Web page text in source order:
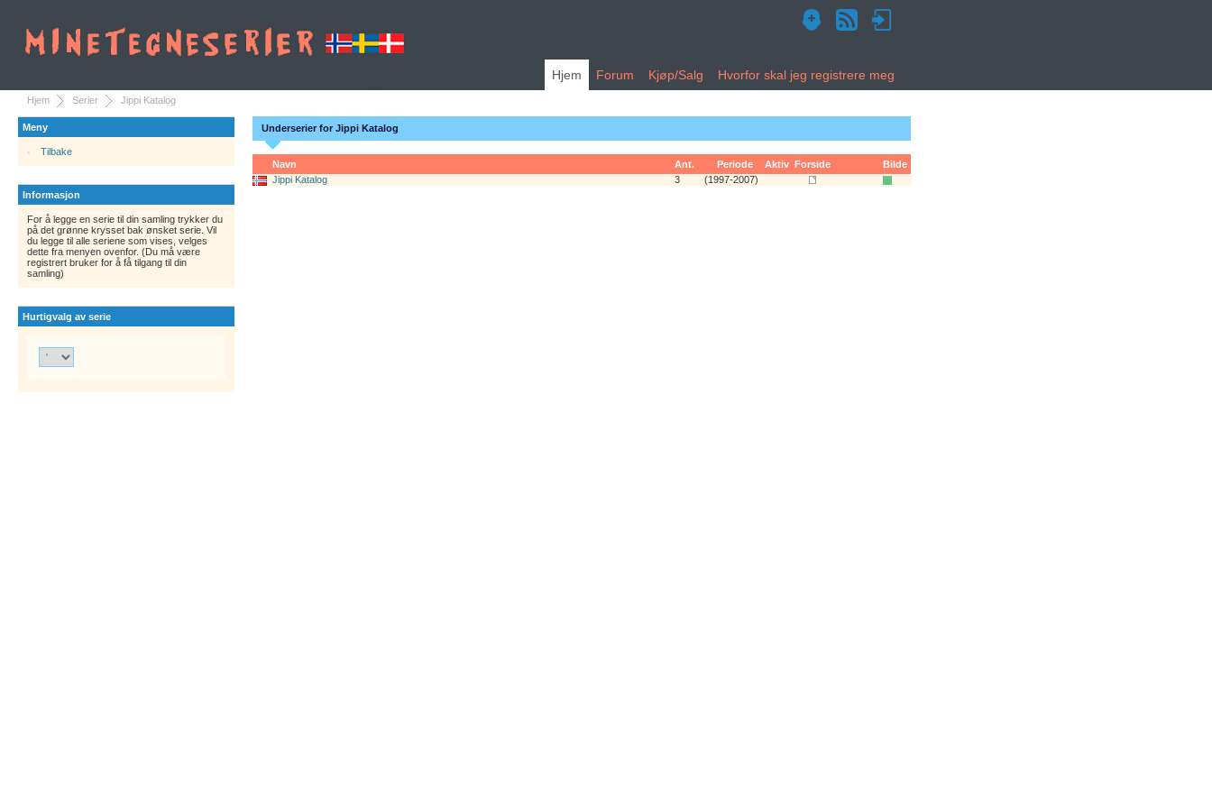
Hjem Forum Kjøp/Salg Hvorfor skal jeg registrere meg
Hjem Serier Jippi Katalog
Meny
Tilbake
Informasjon
For å legge en serie til din samling trykker du
på det grønne krysset bak ønsket serie. Vil
du legge til alle seriene som vises, velges
dette fra menyen ovenfor. (Du må være
registrert bruker for å få tilgang til din
samling)
Hurtigvalg av serie
Underserier for Jippi Katalog
Navn Ant. Periode Aktiv Forside
Bilde
Jippi Katalog
3 (1997-2007)